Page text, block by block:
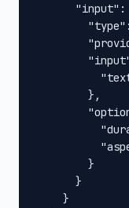
"input":
        },
        }
      }
    }